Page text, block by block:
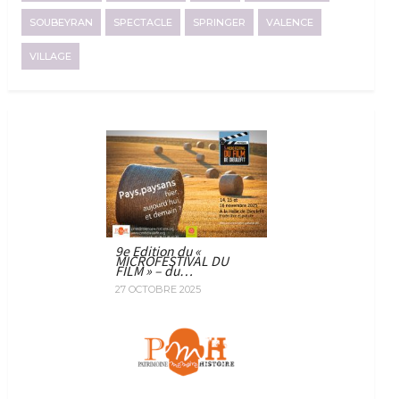
SOUBEYRAN SPECTACLE SPRINGER VALENCE
VILLAGE
9e Edition du «
MICROFESTIVAL DU
FILM » – du…
27 OCTOBRE 2025